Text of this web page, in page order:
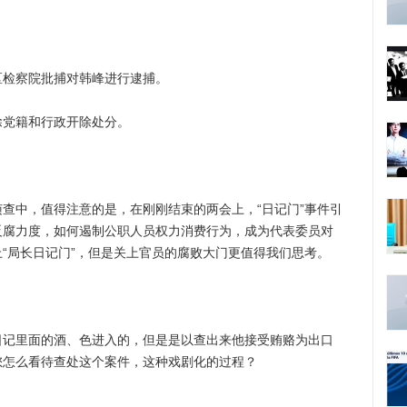
院批捕对韩峰进行逮捕。
和行政开除处分。
，值得注意的是，在刚刚结束的两会上，“日记门”事件引
力度，如何遏制公职人员权力消费行为，成为代表委员对
长日记门”，但是关上官员的腐败大门更值得我们思考。
面的酒、色进入的，但是是以查出来他接受贿赂为出口
么看待查处这个案件，这种戏剧化的过程？